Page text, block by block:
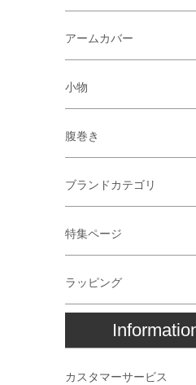
アームカバー
小物
腹巻き
ブランドカテゴリ
特集ページ
ラッピング
カスタマーサービス